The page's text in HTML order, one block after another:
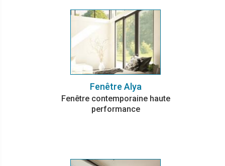
Fenêtre Alya
Fenêtre contemporaine haute
performance